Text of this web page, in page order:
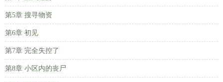
第5章 搜寻物资
第6章 初见
第7章 完全失控了
第8章 小区内的丧尸